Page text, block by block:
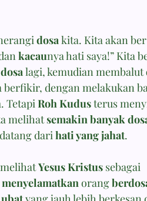
dosa kita. Kita akan
kacaunya hati saya!” Kita
lagi, kemudian membalut
berfikir, dengan melakukan
Tetapi Roh Kudus terus
melihat semakin banyak
dari hati yang jahat.
Yesus Kristus sebagai
menyelamatkan orang